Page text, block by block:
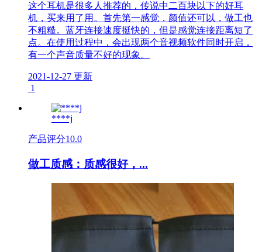
这个耳机是很多人推荐的，传说中二百块以下的好耳
机，买来用了用。首先第一感觉，颜值还可以，做工也
不粗糙。蓝牙连接速度挺快的，但是感觉连接距离短了
点。在使用过程中，会出现两个音视频软件同时开启，
有一个声音质量不好的现象。
2021-12-27 更新
1
****j
产品评分10.0
做工质感：质感很好，...